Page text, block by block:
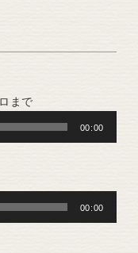
まで
00:00
00:00